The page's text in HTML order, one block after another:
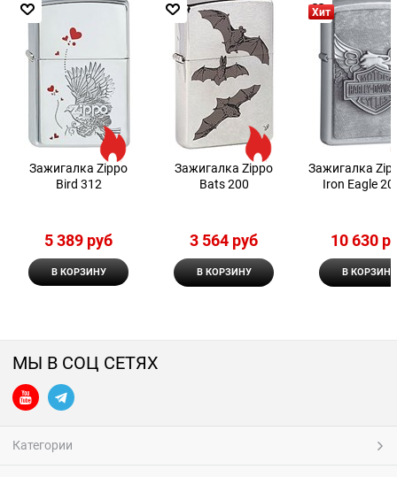
Зажигалка Zippo
Bird 312
5 389 руб
В КОРЗИНУ
Зажигалка Zippo
Bats 200
3 564 руб
В КОРЗИНУ
Хит
Зажигалка
Iron Eagle
10 630
В КОРЗИНУ
МЫ В СОЦ СЕТЯХ
Категории